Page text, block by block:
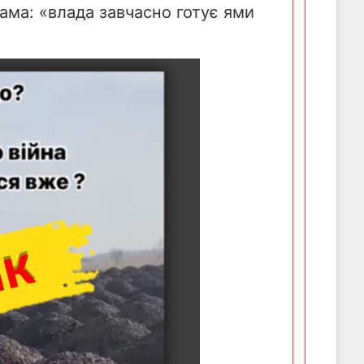
«влада завчасно готує ями